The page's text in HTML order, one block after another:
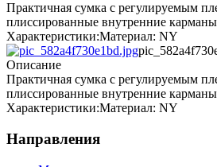
Практичная сумка с регулируемым
плиссированные внутренние
Характеристики:Материал: NY
Описание
Практичная сумка с регулируемым
плиссированные внутренние
Характеристики:Материал: NY
Направления